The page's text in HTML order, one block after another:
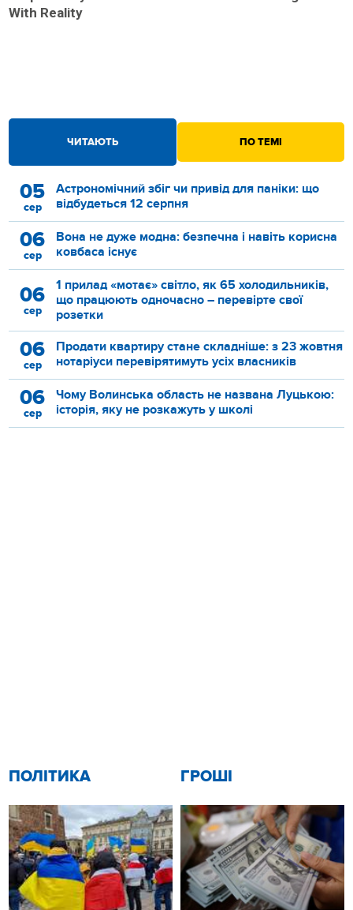
ЧИТАЮТЬ ПО ТЕМІ
05
сер
Астрономічний збіг чи привід для паніки: що
відбудеться 12 серпня
06
сер
Вона не дуже модна: безпечна і навіть корисна
ковбаса існує
06
сер
1 прилад «мотає» світло, як 65 холодильників,
що працюють одночасно – перевірте свої
розетки
06
сер
Продати квартиру стане складніше: з 23 жовтня
нотаріуси перевірятимуть усіх власників
06
сер
Чому Волинська область не названа Луцькою:
історія, яку не розкажуть у школі
With Reality
ПОЛІТИКА ГРОШІ